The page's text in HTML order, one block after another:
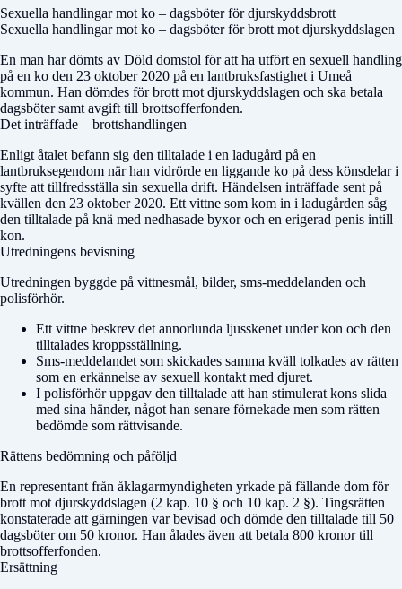
Sexuella handlingar mot ko – dagsböter för djurskyddsbrott
Sexuella handlingar mot ko – dagsböter för brott mot djurskyddslagen
En man har dömts av Döld domstol för att ha utfört en sexuell handling
på en ko den 23 oktober 2020 på en lantbruksfastighet i Umeå
kommun. Han dömdes för brott mot djurskyddslagen och ska betala
dagsböter samt avgift till brottsofferfonden.
Det inträffade – brottshandlingen
Enligt åtalet befann sig den tilltalade i en ladugård på en
lantbruksegendom när han vidrörde en liggande ko på dess könsdelar i
syfte att tillfredsställa sin sexuella drift. Händelsen inträffade sent på
kvällen den 23 oktober 2020. Ett vittne som kom in i ladugården såg
den tilltalade på knä med nedhasade byxor och en erigerad penis intill
kon.
Utredningens bevisning
Utredningen byggde på vittnesmål, bilder, sms-meddelanden och
polisförhör.
Ett vittne beskrev det annorlunda ljusskenet under kon och den
tilltalades kroppsställning.
Sms-meddelandet som skickades samma kväll tolkades av rätten
som en erkännelse av sexuell kontakt med djuret.
I polisförhör uppgav den tilltalade att han stimulerat kons slida
med sina händer, något han senare förnekade men som rätten
bedömde som rättvisande.
Rättens bedömning och påföljd
En representant från åklagarmyndigheten yrkade på fällande dom för
brott mot djurskyddslagen (2 kap. 10 § och 10 kap. 2 §). Tingsrätten
konstaterade att gärningen var bevisad och dömde den tilltalade till 50
dagsböter om 50 kronor. Han ålades även att betala 800 kronor till
brottsofferfonden.
Ersättning